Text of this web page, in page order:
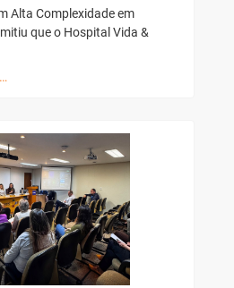
Alta Complexidade em
que o Hospital Vida &